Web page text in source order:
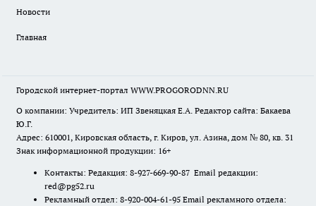
Новости
Главная
Городской интернет-портал WWW.PROGORODNN.RU
О компании: Учредитель: ИП Звеняцкая Е.А. Редактор сайта: Бакаева
Ю.Г.
Адрес: 610001, Кировская область, г. Киров, ул. Азина, дом № 80, кв. 31
Знак информационной продукции: 16+
Контакты: Редакция: 8-927-669-90-87 Email редакции:
red@pg52.ru
Рекламный отдел: 8-920-004-61-95 Email рекламного отдела: